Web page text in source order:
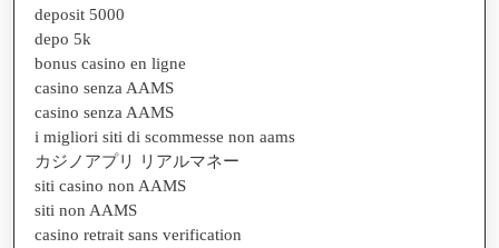
deposit 5000
depo 5k
bonus casino en ligne
casino senza AAMS
casino senza AAMS
i migliori siti di scommesse non aams
カジノアプリ リアルマネー
siti casino non AAMS
siti non AAMS
casino retrait sans verification